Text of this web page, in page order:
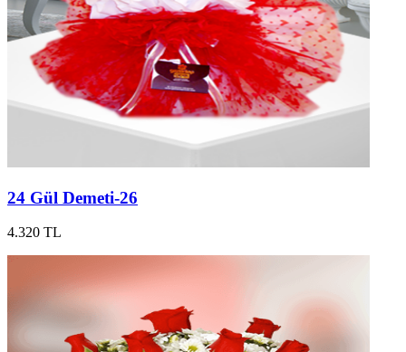
24 Gül Demeti-26
4.320 TL